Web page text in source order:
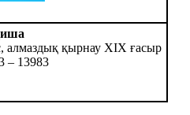
алмаздық қырнау ХІХ ғасыр
– 13983